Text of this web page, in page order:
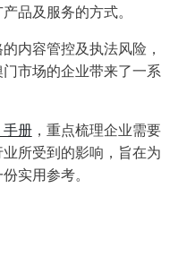
品及服务的方式。
内容管控及执法风险，
市场的企业带来了一系
手册，重点梳理企业需要
所受到的影响，旨在为
实用参考。